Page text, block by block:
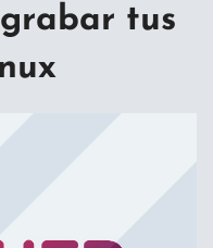
tus